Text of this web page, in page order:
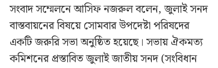
সংবাদ সম্মেলনে আসিফ নজরুল বলেন, জুলাই সনদ
বাস্তবায়নের বিষয়ে সোমবার উপদেষ্টা পরিষদের
একটি জরুরি সভা অনুষ্ঠিত হয়েছে। সভায় ঐকমত্য
কমিশনের প্রস্তাবিত জুলাই জাতীয় সনদ (সংবিধান